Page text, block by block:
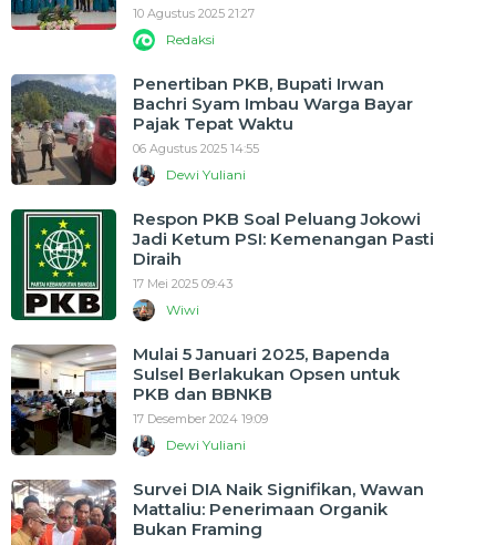
10 Agustus 2025 21:27
Redaksi
Penertiban PKB, Bupati Irwan
Bachri Syam Imbau Warga Bayar
Pajak Tepat Waktu
06 Agustus 2025 14:55
Dewi Yuliani
Respon PKB Soal Peluang Jokowi
Jadi Ketum PSI: Kemenangan Pasti
Diraih
17 Mei 2025 09:43
Wiwi
Mulai 5 Januari 2025, Bapenda
Sulsel Berlakukan Opsen untuk
PKB dan BBNKB
17 Desember 2024 19:09
Dewi Yuliani
Survei DIA Naik Signifikan, Wawan
Mattaliu: Penerimaan Organik
Bukan Framing